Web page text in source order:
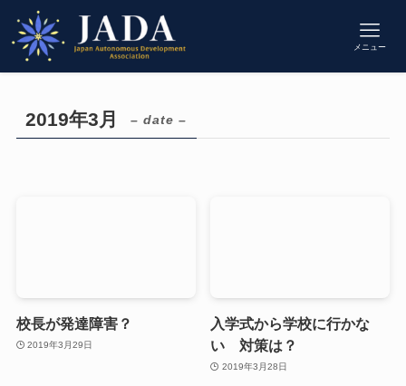
メニュー
2019年3月 – date –
校長が発達障害？
2019年3月29日
入学式から学校に行かな
い 対策は？
2019年3月28日